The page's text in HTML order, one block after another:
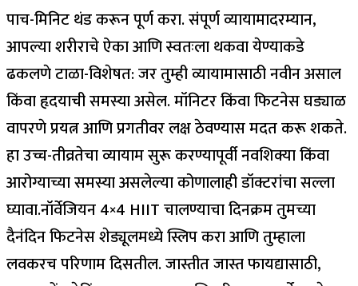
पाच-मिनिट थंड करून पूर्ण करा. संपूर्ण व्यायामादरम्यान,
आपल्या शरीराचे ऐका आणि स्वतःला थकवा येण्याकडे
ढकलणे टाळा-विशेषत: जर तुम्ही व्यायामासाठी नवीन असाल
किंवा हृदयाची समस्या असेल.मॉनिटर किंवा फिटनेस घड्याळ
वापरणे प्रयत्न आणि प्रगतीवर लक्ष ठेवण्यास मदत करू शकते.
हा उच्च-तीव्रतेचा व्यायाम सुरू करण्यापूर्वी नवशिक्या किंवा
आरोग्याच्या समस्या असलेल्या कोणालाही डॉक्टरांचा सल्ला
घ्यावा.नॉर्वेजियन 4×4 HIIT चालण्याचा दिनक्रम तुमच्या
दैनंदिन फिटनेस शेड्यूलमध्ये स्लिप करा आणि तुम्हाला
लवकरच परिणाम दिसतील. जास्तीत जास्त फायद्यासाठी,